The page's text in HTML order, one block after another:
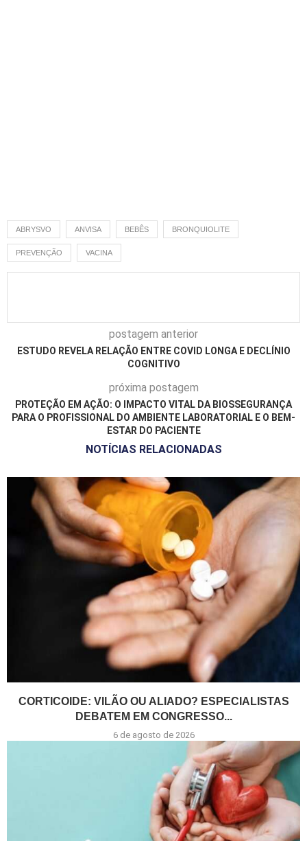
ABRYSVO ANVISA BEBÊS BRONQUIOLITE
PREVENÇÃO VACINA
postagem anterior
ESTUDO REVELA RELAÇÃO ENTRE COVID LONGA E DECLÍNIO
COGNITIVO
próxima postagem
PROTEÇÃO EM AÇÃO: O IMPACTO VITAL DA BIOSSEGURANÇA
PARA O PROFISSIONAL DO AMBIENTE LABORATORIAL E O BEM-
ESTAR DO PACIENTE
NOTÍCIAS RELACIONADAS
CORTICOIDE: VILÃO OU ALIADO? ESPECIALISTAS
DEBATEM EM CONGRESSO...
6 de agosto de 2026